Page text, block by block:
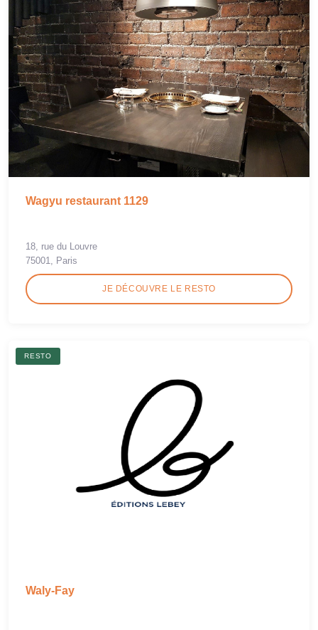
Wagyu restaurant 1129
18, rue du Louvre
75001, Paris
JE DÉCOUVRE LE RESTO
RESTO
Waly-Fay